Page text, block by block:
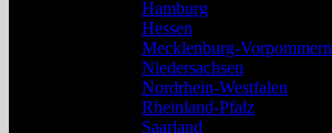
Hamburg
Hessen
Mecklenburg-Vorpommern
Niedersachsen
Nordrhein-Westfalen
Rheinland-Pfalz
Saarland